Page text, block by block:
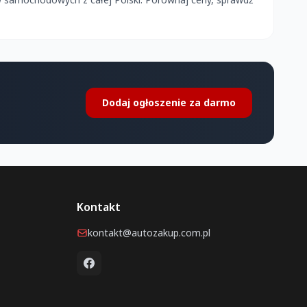
Dodaj ogłoszenie za darmo
Kontakt
kontakt@autozakup.com.pl